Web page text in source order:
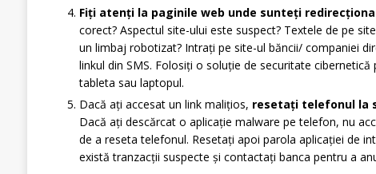
Fiți atenți la paginile web unde sunteți
corect? Aspectul site-ului este suspect? Textele de pe
un limbaj robotizat? Intrați pe site-ul băncii/ companiei
linkul din SMS. Folosiți o soluție de securitate
tableta sau laptopul.
Dacă ați accesat un link malițios, resetați telefonul la
Dacă ați descărcat o aplicație malware pe telefon, nu
de a reseta telefonul. Resetați apoi parola aplicației de
există tranzacții suspecte și contactați banca pentru a